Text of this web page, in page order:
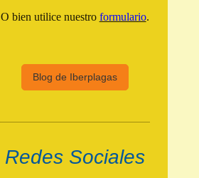
O bien utilice nuestro formulario.
Blog de Iberplagas
Redes Sociales